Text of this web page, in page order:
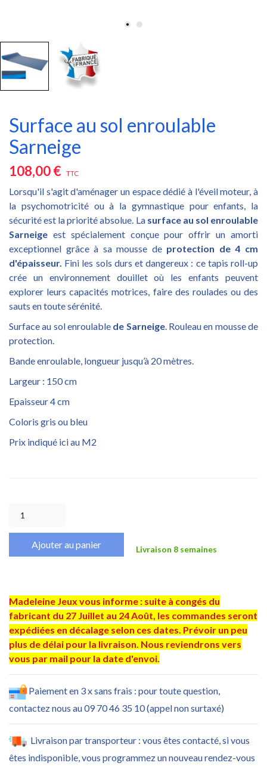
Surface au sol enroulable
Sarneige
108,00 € TTC
Lorsqu'il s'agit d'aménager un espace dédié à l'éveil moteur, à
la psychomotricité ou à la gymnastique pour enfants, la
sécurité est la priorité absolue. La surface au sol enroulable
Sarneige est spécialement conçue pour offrir un amorti
exceptionnel grâce à sa mousse de protection de 4 cm
d'épaisseur. Fini les sols durs et dangereux : ce tapis roll-up
crée un environnement douillet où les enfants peuvent
explorer leurs capacités motrices, faire des roulades ou des
sauts en toute sérénité.
Surface au sol enroulable de Sarneige. Rouleau en mousse de
protection.
Bande enroulable, longueur jusqu’à 20 mètres.
Largeur : 150 cm
Epaisseur 4 cm
Coloris gris ou bleu
Prix indiqué ici au M2
Ajouter au panier Livraison 8 semaines
Madeleine Jeux vous informe : suite à congés du
fabricant du 27 Juillet au 24 Août, les commandes seront
expédiées en décalage selon ces dates. Prévoir un peu
plus de délai pour la livraison. Nous reviendrons vers
vous par mail pour la date d'envoi.
Paiement en 3 x sans frais : pour toute question,
contactez nous au 09 70 46 35 10 (appel non surtaxé)
Livraison par transporteur : vous êtes contacté, si vous
êtes indisponible, vous programmez un nouveau rendez-vous